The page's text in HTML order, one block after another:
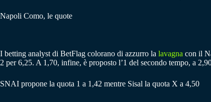
Napoli Como, le quote
I betting analyst di BetFlag colorano di azzurro la lavagna con il
2 per 6,25. A 1,70, infine, è proposto l’1 del secondo tempo, a
SNAI propone la quota 1 a 1,42 mentre Sisal la quota X a 4,50